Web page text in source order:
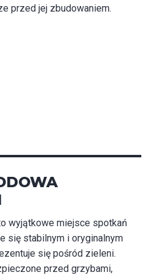
przed jej zbudowaniem.
wyjątkowe miejsce spotkań
się stabilnym i oryginalnym
się pośród zieleni.
przed grzybami,